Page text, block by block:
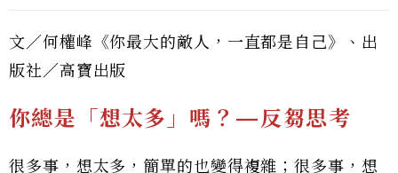
文／何權峰《你最大的敵人，一直都是自己》、出
版社／高寶出版
你總是「想太多」嗎？—反芻思考
很多事，想太多，簡單的也變得複雜；很多事，想